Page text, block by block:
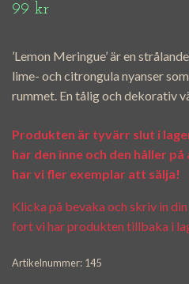
99 kr
’Lemon Meringue’ är en
lime- och citrongula nyanser
rummet. En tålig och dekorativ
Produkten är tyvärr slut i
har den inne och den håller
har vi fler exemplar att sälja!
Klicka på bevaka och skriv in
fort vi har produkten tillbaka i
Artikelnummer: 145